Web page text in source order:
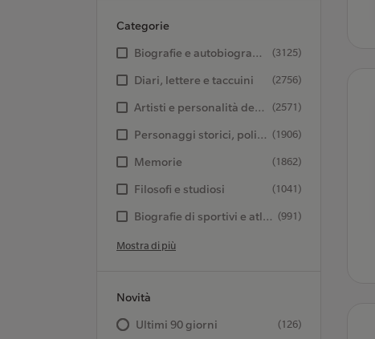
Categorie
Biografie e autobiografie - Scrittori
(3125)
Diari, lettere e taccuini (2756)
Artisti e personalità dello spettacolo (2571)
Personaggi storici, politici e militari (1906)
Memorie (1862)
Filosofi e studiosi (1041)
Biografie di sportivi e atleti (991)
Mostra di più
Novità
Ultimi 90 giorni
(126)